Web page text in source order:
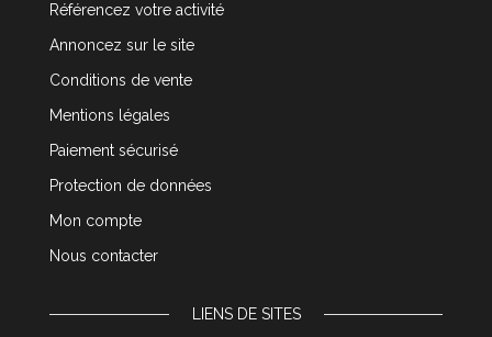
Référencez votre activité
Annoncez sur le site
Conditions de vente
Mentions légales
Paiement sécurisé
Protection de données
Mon compte
Nous contacter
LIENS DE SITES